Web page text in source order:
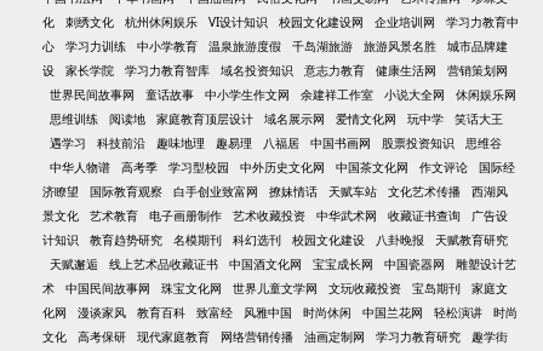
化
刺绣文化 杭州休闲娱乐 VI设计知识 校园文化建设网 企业培训网
学习力教育中
心
学习力训练 中小学教育 温泉旅游度假 千岛湖旅游 旅游风景名胜
城市品牌建
设
家长学院 学习力教育智库 域名投资知识 意志力教育 健康生活网
营销策划网
世界民间故事网
童话故事 中小学生作文网 余建祥工作室 小说大全网
休闲娱乐网
思维训练
阅读地 家庭教育顶层设计 域名展示网 爱情文化网 玩中学
笑话大王
遇学习
科技前沿 趣味地理 趣易理 八福居 中国书画网 股票投资知识
思维谷
中华人物谱
高考季 学习型校园 中外历史文化网 中国茶文化网 作文评论
国际经
济瞭望
国际教育观察 白手创业致富网 撩妹情话 天赋车站 文化艺术传播
西湖风
景文化
艺术教育 电子画册制作 艺术收藏投资 中华武术网 收藏证书查询
广告设
计知识
教育趋势研究 名模期刊 科幻选刊 校园文化建设 八卦晚报
天赋教育研究
天赋邂逅
线上艺术品收藏证书 中国酒文化网 宝宝成长网 中国瓷器网
雕塑设计艺
术
中国民间故事网 珠宝文化网 世界儿童文学网 文玩收藏投资 宝岛期刊
家庭文
化网
漫谈家风 教育百科 致富经 风雅中国 时尚休闲 中国兰花网 轻松演讲
时尚
文化
高考保研 现代家庭教育 网络营销传播 油画定制网 学习力教育研究 趣学街